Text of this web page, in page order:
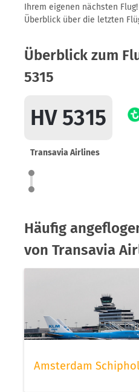
Ihrem eigenen nächsten
Überblick über die letzten
Überblick zum
5315
HV 5315
Transavia Airlines
Häufig
von Transavia
Amsterdam